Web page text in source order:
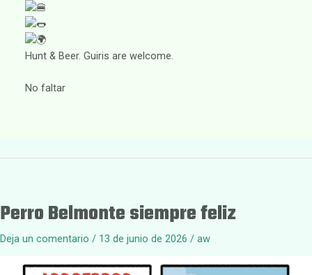
Hunt & Beer. Guiris are welcome.
No faltar
Perro Belmonte siempre feliz
Deja un comentario / 13 de junio de 2026 / aw